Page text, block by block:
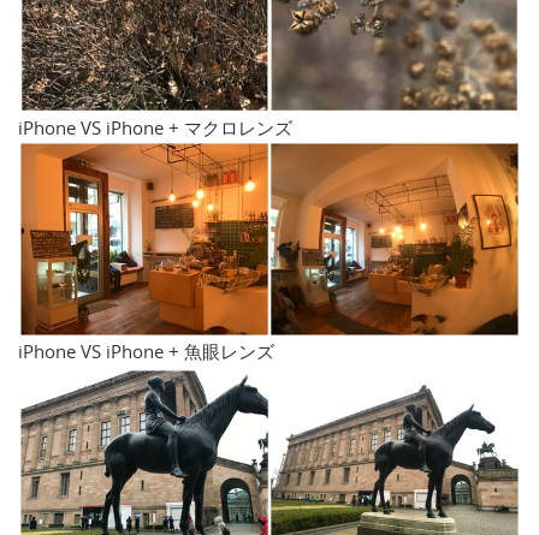
iPhone VS iPhone + マクロレンズ
iPhone VS iPhone + 魚眼レンズ